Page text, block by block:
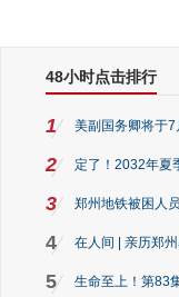
48小时点击排行
1 美副国务卿将于
2 定了！2032年夏
3 郑州地铁被困人
4 在人间 | 亲历郑
5 生命至上！第83